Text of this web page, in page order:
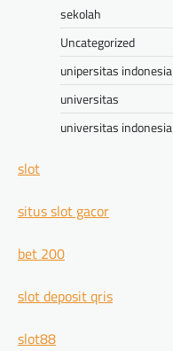
sekolah
Uncategorized
unipersitas indonesia
universitas
universitas indonesia
slot
situs slot gacor
bet 200
slot deposit qris
slot88